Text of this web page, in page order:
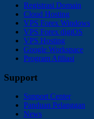
Registrasi Domain
Cloud Hosting
VPS Forex Windows
VPS Forex digiOS
VPS Hosting
Google Workspace
Program Afiliasi
Support
Support Center
Panduan Pelanggan
News